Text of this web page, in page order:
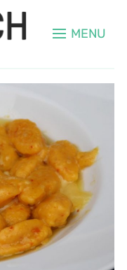
MENU